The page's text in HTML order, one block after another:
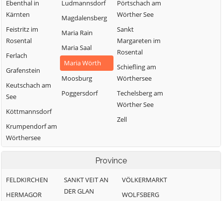
Ebenthal in
Kärnten
Feistritz im
Rosental
Ferlach
Grafenstein
Keutschach am
See
Köttmannsdorf
Krumpendorf am
Wörthersee
Ludmannsdorf
Magdalensberg
Maria Rain
Maria Saal
Maria Wörth
Moosburg
Poggersdorf
Pörtschach am
Wörther See
Sankt
Margareten im
Rosental
Schiefling am
Wörthersee
Techelsberg am
Wörther See
Zell
Province
FELDKIRCHEN
HERMAGOR
SANKT VEIT AN
DER GLAN
VÖLKERMARKT
WOLFSBERG